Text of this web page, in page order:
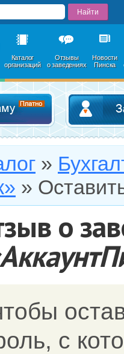
Каталог
организаций
Отзывы
о заведениях
Новости
Пинска
Добавить в
»
»
о
c